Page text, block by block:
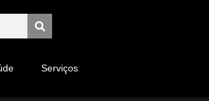
Serviços